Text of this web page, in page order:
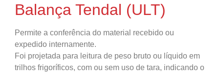
Balança Tendal (ULT)
Permite a conferência do material recebido ou
expedido internamente.
Foi projetada para leitura de peso bruto ou líquido em
trilhos frigoríficos, com ou sem uso de tara, indicando o